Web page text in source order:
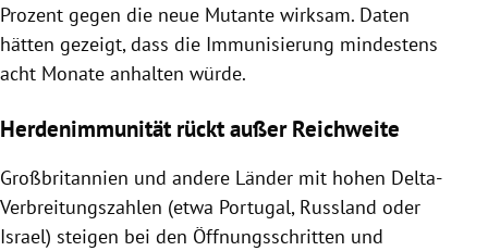
Prozent gegen die neue Mutante wirksam. Daten
hätten gezeigt, dass die Immunisierung mindestens
acht Monate anhalten würde.
Herdenimmunität rückt außer Reichweite
Großbritannien und andere Länder mit hohen Delta-
Verbreitungszahlen (etwa Portugal, Russland oder
Israel) steigen bei den Öffnungsschritten und